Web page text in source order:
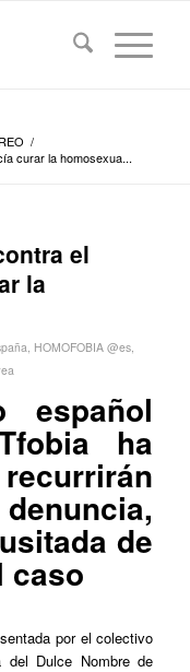
/
curar la homosexua...
el
la
, HOMOFOBIA @es,
español
ha
de
caso
por el colectivo
del Dulce Nombre de